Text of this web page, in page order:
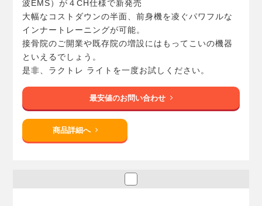
波EMS）が４CH仕様で新発売
大幅なコストダウンの半面、前身機を凌ぐパワフルな
インナートレーニングが可能。
接骨院のご開業や既存院の増設にはもってこいの機器
といえるでしょう。
是非、ラクトレ ライトを一度お試しください。
最安値のお問い合わせ
商品詳細へ